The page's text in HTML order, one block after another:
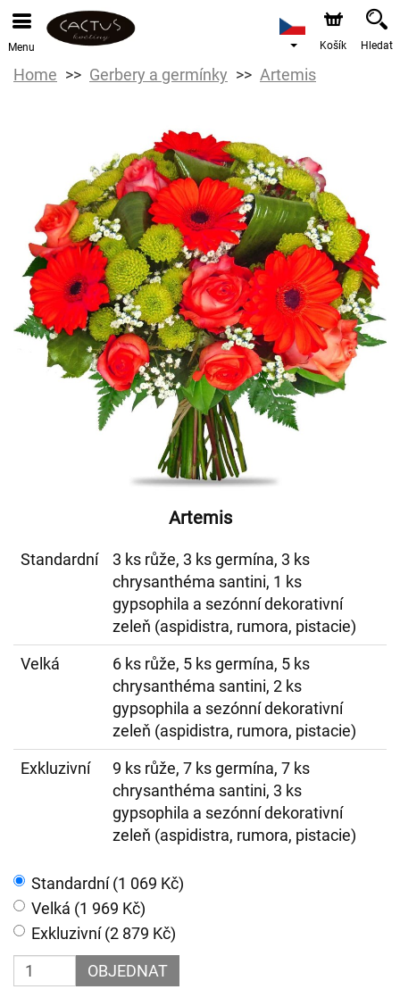
Menu Košík Hledat
Home Gerbery a germínky Artemis
Artemis
Standardní
3 ks růže, 3 ks germína, 3 ks
chrysanthéma santini, 1 ks
gypsophila a sezónní dekorativní
zeleň (aspidistra, rumora, pistacie)
Velká
6 ks růže, 5 ks germína, 5 ks
chrysanthéma santini, 2 ks
gypsophila a sezónní dekorativní
zeleň (aspidistra, rumora, pistacie)
Exkluzivní
9 ks růže, 7 ks germína, 7 ks
chrysanthéma santini, 3 ks
gypsophila a sezónní dekorativní
zeleň (aspidistra, rumora, pistacie)
Standardní (1 069 Kč)
Velká (1 969 Kč)
Exkluzivní (2 879 Kč)
OBJEDNAT